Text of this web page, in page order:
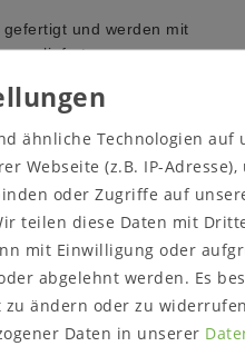
und werden mit
geliefert.
und 4 Gestellen/Füßen
ähnliche Technologien
Webseite (z.B. IP-
oder Zugriffe auf
teilen diese Daten mit
mit Einwilligung oder
abgelehnt werden. Es
ändern oder zu
Daten in unserer